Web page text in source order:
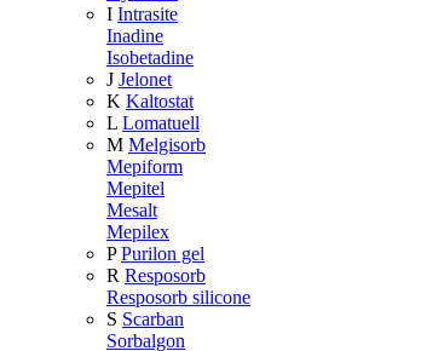
I Intrasite
Inadine
Isobetadine
J Jelonet
K Kaltostat
L Lomatuell
M Melgisorb
Mepiform
Mepitel
Mesalt
Mepilex
P Purilon gel
R Resposorb
Resposorb silicone
S Scarban
Sorbalgon